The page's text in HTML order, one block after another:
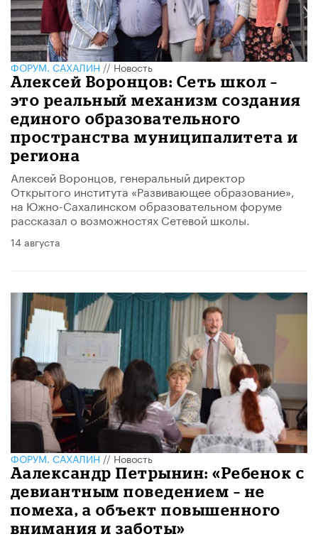
ФОРУМ. САХАЛИН//Новость
Алексей Воронцов: Сеть школ –
это реальный механизм создания
единого образовательного
пространства муниципалитета и
региона
Алексей Воронцов, генеральный директор
Открытого института «Развивающее образование»,
на Южно-Сахалинском образовательном форуме
рассказал о возможностях Сетевой школы.
14 августа
ФОРУМ. САХАЛИН//Новость
Аалександр Петрынин: «Ребенок с
девиантным поведением – не
помеха, а объект повышенного
внимания и заботы»